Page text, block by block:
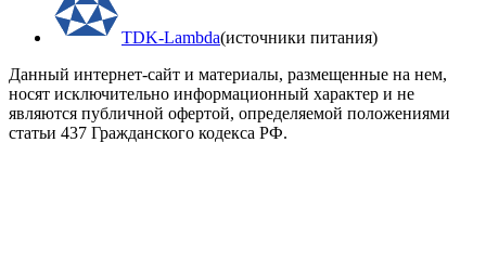
TDK-Lambda(источники питания)
Данный интернет-сайт и материалы, размещенные на нем,
носят исключительно информационный характер и не
являются публичной офертой, определяемой положениями
статьи 437 Гражданского кодекса РФ.